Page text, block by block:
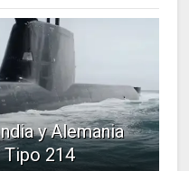
y Alemania
Tipo 214